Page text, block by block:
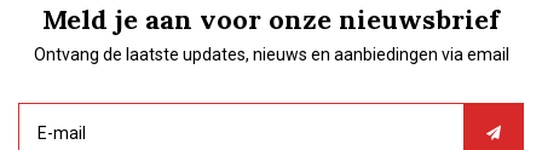
Meld je aan voor onze nieuwsbrief
Ontvang de laatste updates, nieuws en aanbiedingen via email